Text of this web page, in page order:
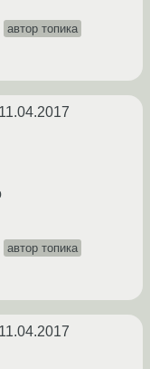
автор топика
11.04.2017
автор топика
11.04.2017